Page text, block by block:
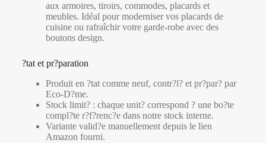
aux armoires, tiroirs, commodes, placards et
meubles. Idéal pour moderniser vos placards de
cuisine ou rafraîchir votre garde-robe avec des
boutons design.
?tat et pr?paration
Produit en ?tat comme neuf, contr?l? et pr?par? par
Eco-D?me.
Stock limit? : chaque unit? correspond ? une bo?te
compl?te r?f?renc?e dans notre stock interne.
Variante valid?e manuellement depuis le lien
Amazon fourni.